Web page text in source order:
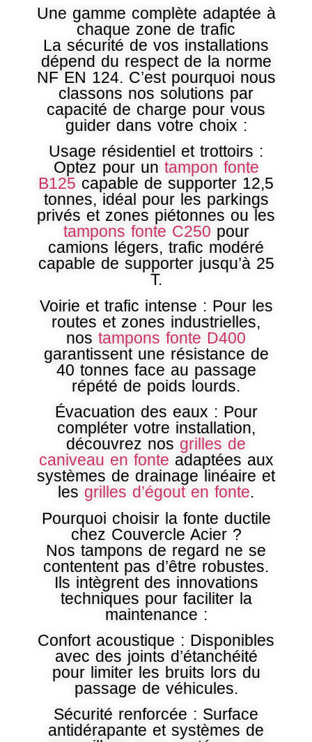
Une gamme complète adaptée à
chaque zone de trafic
La sécurité de vos installations
dépend du respect de la norme
NF EN 124. C’est pourquoi nous
classons nos solutions par
capacité de charge pour vous
guider dans votre choix :
Usage résidentiel et trottoirs :
Optez pour un tampon fonte
B125 capable de supporter 12,5
tonnes, idéal pour les parkings
privés et zones piétonnes ou les
tampons fonte C250 pour
camions légers, trafic modéré
capable de supporter jusqu’à 25
T.
Voirie et trafic intense : Pour les
routes et zones industrielles,
nos tampons fonte D400
garantissent une résistance de
40 tonnes face au passage
répété de poids lourds.
Évacuation des eaux : Pour
compléter votre installation,
découvrez nos grilles de
caniveau en fonte adaptées aux
systèmes de drainage linéaire et
les grilles d’égout en fonte.
Pourquoi choisir la fonte ductile
chez Couvercle Acier ?
Nos tampons de regard ne se
contentent pas d’être robustes.
Ils intègrent des innovations
techniques pour faciliter la
maintenance :
Confort acoustique : Disponibles
avec des joints d’étanchéité
pour limiter les bruits lors du
passage de véhicules.
Sécurité renforcée : Surface
antidérapante et systèmes de